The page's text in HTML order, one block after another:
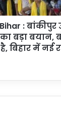
Bihar : बांकीपुर
का बड़ा बयान,
है, बिहार में नई